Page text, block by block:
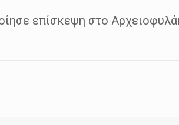
επίσκεψη στο